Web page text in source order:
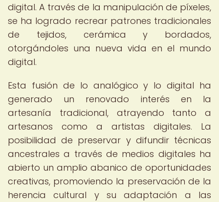
digital. A través de la manipulación de píxeles,
se ha logrado recrear patrones tradicionales
de tejidos, cerámica y bordados,
otorgándoles una nueva vida en el mundo
digital.
Esta fusión de lo analógico y lo digital ha
generado un renovado interés en la
artesanía tradicional, atrayendo tanto a
artesanos como a artistas digitales. La
posibilidad de preservar y difundir técnicas
ancestrales a través de medios digitales ha
abierto un amplio abanico de oportunidades
creativas, promoviendo la preservación de la
herencia cultural y su adaptación a las